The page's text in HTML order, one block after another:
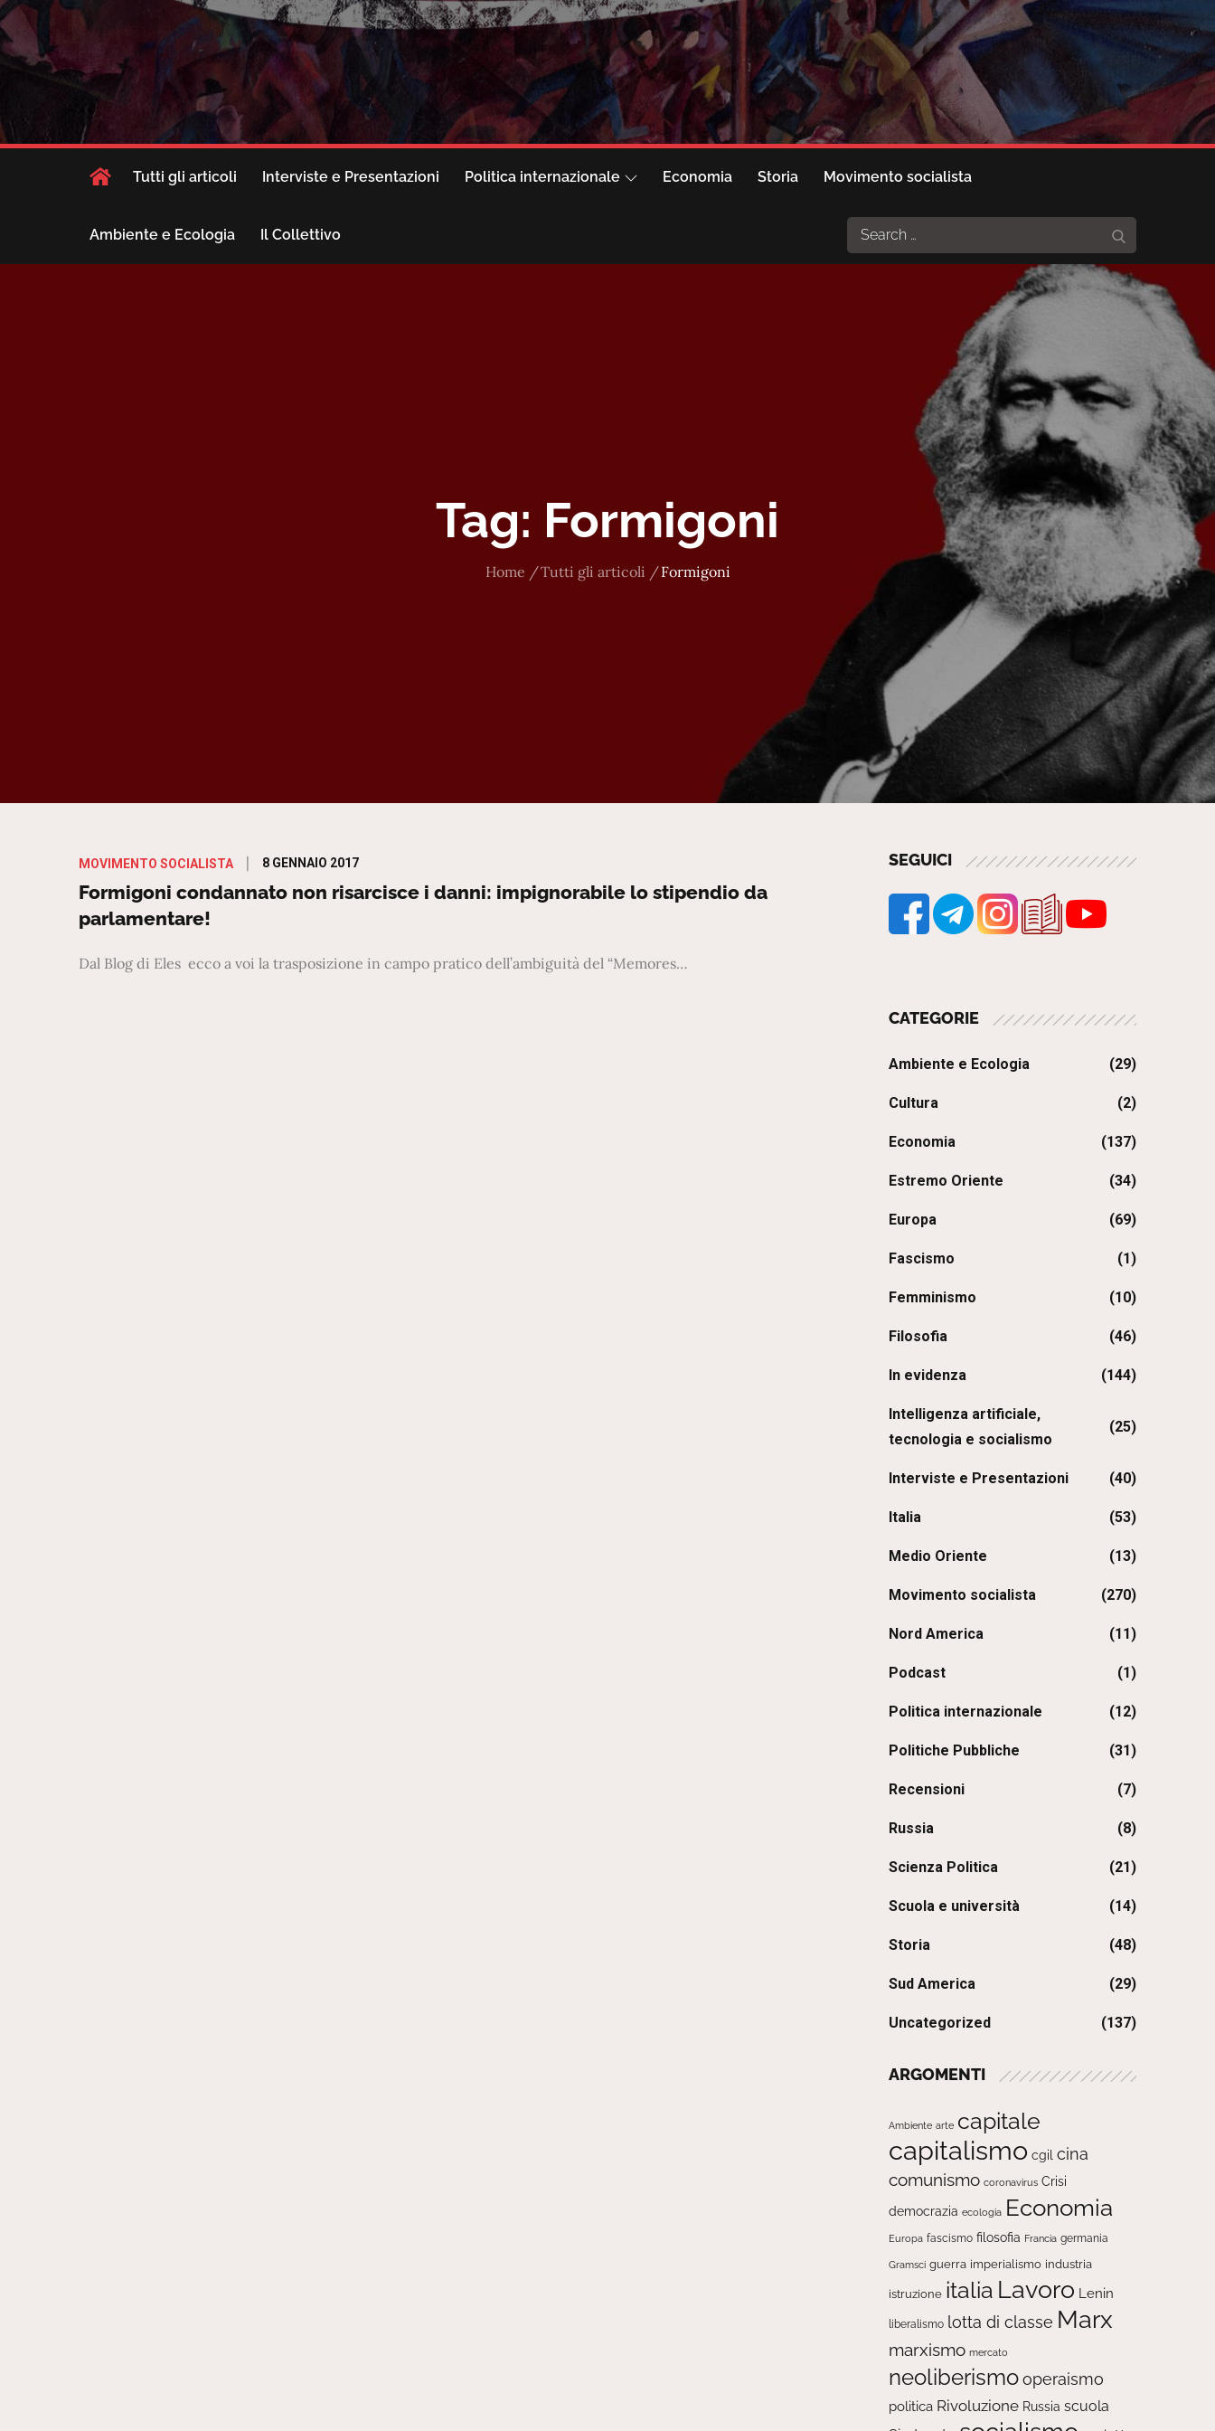
Tutti gli articoli Interviste e Presentazioni Politica internazionale Economia Storia Movimento socialista
Ambiente e Ecologia Il Collettivo
Search
for:
Tag: Formigoni
Home Tutti gli articoli Formigoni
MOVIMENTO SOCIALISTA
Posted
on
8 GENNAIO 2017
Formigoni condannato non risarcisce i danni: impignorabile lo stipendio da
parlamentare!
Dal Blog di Eles ecco a voi la trasposizione in campo pratico dell’ambiguità del “Memores…
SEGUICI
CATEGORIE
Ambiente e Ecologia (29)
Cultura (2)
Economia (137)
Estremo Oriente (34)
Europa (69)
Fascismo (1)
Femminismo (10)
Filosofia (46)
In evidenza (144)
Intelligenza artificiale,
tecnologia e socialismo
(25)
Interviste e Presentazioni (40)
Italia (53)
Medio Oriente (13)
Movimento socialista (270)
Nord America (11)
Podcast (1)
Politica internazionale (12)
Politiche Pubbliche (31)
Recensioni (7)
Russia (8)
Scienza Politica (21)
Scuola e università (14)
Storia (48)
Sud America (29)
Uncategorized (137)
ARGOMENTI
Ambiente arte capitale
capitalismo cgil cina
comunismo coronavirus Crisi
democrazia ecologia Economia
Europa fascismo filosofia Francia germania
Gramsci guerra imperialismo industria
istruzione italia Lavoro Lenin
liberalismo lotta di classe Marx
marxismo mercato
neoliberismooperaismo
politica Rivoluzione Russia scuola